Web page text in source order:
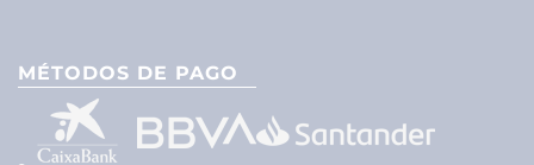
MÉTODOS DE PAGO